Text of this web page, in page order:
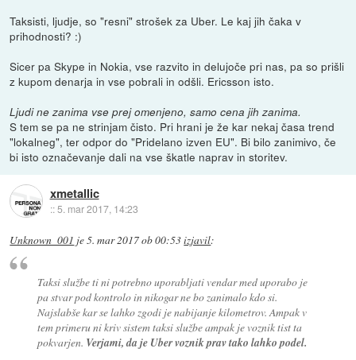
Taksisti, ljudje, so "resni" strošek za Uber. Le kaj jih čaka v
prihodnosti? :)
Sicer pa Skype in Nokia, vse razvito in delujoče pri nas, pa so prišli
z kupom denarja in vse pobrali in odšli. Ericsson isto.
Ljudi ne zanima vse prej omenjeno, samo cena jih zanima.
S tem se pa ne strinjam čisto. Pri hrani je že kar nekaj časa trend
"lokalneg", ter odpor do "Pridelano izven EU". Bi bilo zanimivo, če
bi isto označevanje dali na vse škatle naprav in storitev.
xmetallic
::5. mar 2017, 14:23
Unknown_001 je5. mar 2017 ob 00:53izjavil:
Taksi službe ti ni potrebno uporabljati vendar med uporabo je
pa stvar pod kontrolo in nikogar ne bo zanimalo kdo si.
Najslabše kar se lahko zgodi je nabijanje kilometrov. Ampak v
tem primeru ni kriv sistem taksi službe ampak je voznik tist ta
pokvarjen. Verjami, da je Uber voznik prav tako lahko podel.